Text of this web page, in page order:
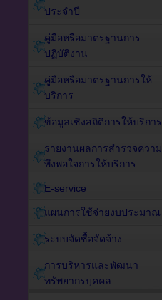
ประจำปี
คู่มือหรือมาตรฐานการ
ปฏิบัติงาน
คู่มือหรือมาตรฐานการให้
บริการ
ข้อมูลเชิงสถิติการให้บริการ
รายงานผลการสำรวจความ
พึงพอใจการให้บริการ
E-service
แผนการใช้จ่ายงบประมาณ
ระบบจัดซื้อจัดจ้าง
การบริหารและพัฒนา
ทรัพยากรบุคคล